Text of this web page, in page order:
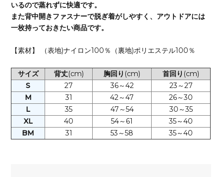
いるので蒸れずに快適です。
また背中開きファスナーで脱ぎ着がしやすく、アウトドアには
一枚持っておきたい商品です。
【素材】 （表地)ナイロン100％（裏地)ポリエステル100％
サイズ 背丈(cm) 胸回り (cm) 首回り (cm)
S
27 36～42
23～27
M
31 42～47
26～30
L
35 47～54
30～35
XL
40 54～61
35～40
BM
31 53～58 35～40